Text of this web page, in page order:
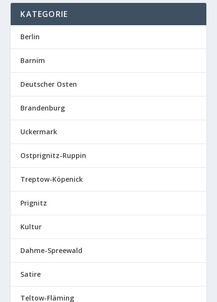
KATEGORIE
Berlin
Barnim
Deutscher Osten
Brandenburg
Uckermark
Ostprignitz-Ruppin
Treptow-Köpenick
Prignitz
Kultur
Dahme-Spreewald
Satire
Teltow-Fläming